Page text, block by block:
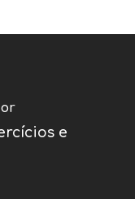
e